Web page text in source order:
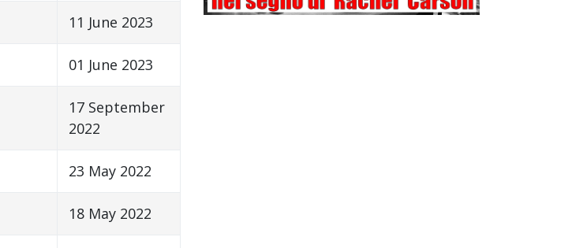
11 June 2023
01 June 2023
17 September
2022
23 May 2022
18 May 2022